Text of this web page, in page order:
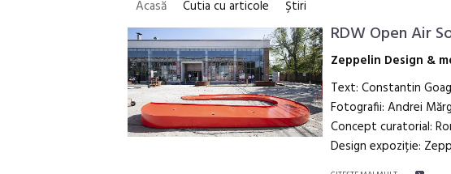
Acasă Cutia cu articole Ştiri
RDW Open Air
Zeppelin Design &
Text: Constantin
Fotografii: Andrei
Concept curatorial:
Design expoziție: